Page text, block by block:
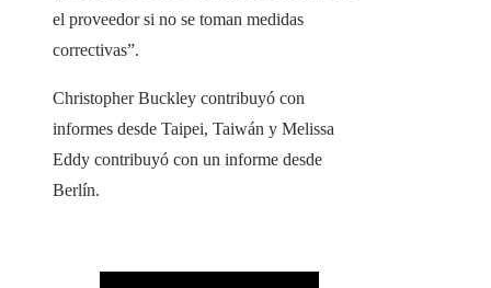
el proveedor si no se toman medidas
correctivas”.
Christopher Buckley contribuyó con
informes desde Taipei, Taiwán y Melissa
Eddy contribuyó con un informe desde
Berlín.